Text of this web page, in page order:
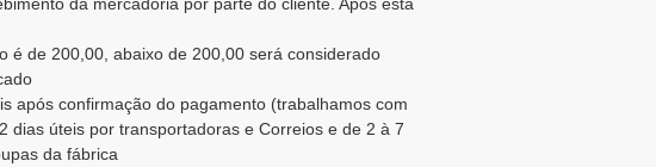
é de 200,00, abaixo de 200,00 será considerado
após confirmação do pagamento (trabalhamos com
dias úteis por transportadoras e Correios e de 2 à 7
da fábrica